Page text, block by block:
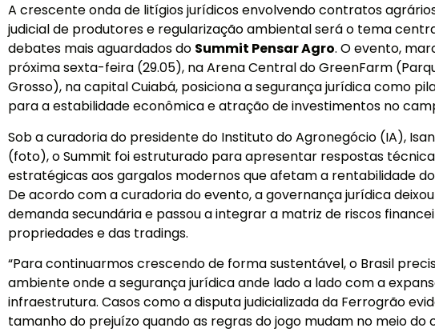
A crescente onda de litígios jurídicos envolvendo contratos
judicial de produtores e regularização ambiental será o tema
debates mais aguardados do Summit Pensar Agro. O evento,
próxima sexta-feira (29.05), na Arena Central do GreenFarm
Grosso), na capital Cuiabá, posiciona a segurança jurídica como
para a estabilidade econômica e atração de investimentos no
Sob a curadoria do presidente do Instituto do Agronegócio (IA),
(foto), o Summit foi estruturado para apresentar respostas
estratégicas aos gargalos modernos que afetam a rentabilidade
De acordo com a curadoria do evento, a governança jurídica
demanda secundária e passou a integrar a matriz de riscos
propriedades e das tradings.
“Para continuarmos crescendo de forma sustentável, o Brasil
ambiente onde a segurança jurídica ande lado a lado com a
infraestrutura. Casos como a disputa judicializada da Ferrogrão
tamanho do prejuízo quando as regras do jogo mudam no meio do